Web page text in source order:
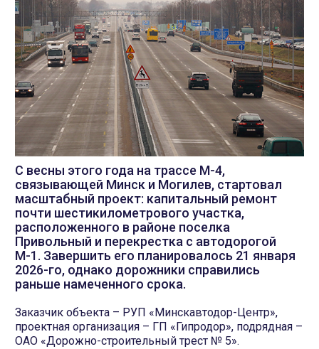
С весны этого года на трассе М-4,
связывающей Минск и Могилев, стартовал
масштабный проект: капитальный ремонт
почти шестикилометрового участка,
расположенного в районе поселка
Привольный и перекрестка с автодорогой
М-1. Завершить его планировалось 21 января
2026-го, однако дорожники справились
раньше намеченного срока.
Заказчик объекта – РУП «Минскавтодор-Центр»,
проектная организация – ГП «Гипродор», подрядная –
ОАО «Дорожно-строительный трест № 5».